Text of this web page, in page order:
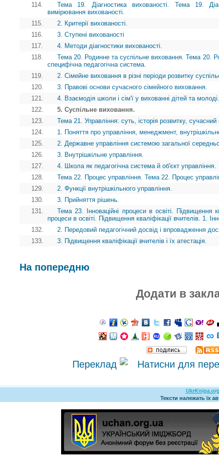
114.
Тема 19. Діагностика вихованості. Тема 19.
вимірювання вихованості.
115.
2. Критерії вихованості.
116.
3. Ступені вихованості
117.
4. Методи діагностики вихованості.
118.
Тема 20. Родинне та суспільне виховання. Тема 20.
специфічна педагогічна система.
119.
2. Сімейне виховання в різні періоди розвитку
120.
3. Правові основи сучасного сімейного виховання.
121.
4. Взаємодія школи і сім'ї у вихованні дітей та молоді.
122.
5. Суспільне виховання.
123.
Тема 21. Управління: суть, історія розвитку,
124.
1. Поняття про управління, менеджмент,
125.
2. Державне управління системою загальної
126.
3. Внутрішкільне управління.
127.
4. Школа як педагогічна система й об'єкт управління.
128.
Тема 22. Процес управління. Тема 22. Процес
129.
2. Функції внутрішкільного управління.
130.
3. Прийняття рішень.
131.
Тема 23. Інноваційні процеси в освіті. Підвищення
процеси в освіті. Підвищення кваліфікації вчителів. 1.
132.
2. Передовий педагогічний досвід і впровадження
133.
3. Підвищення кваліфікації вчителів і їх атестація.
На попередню
Додати в
Переклад
Тексти належать їх